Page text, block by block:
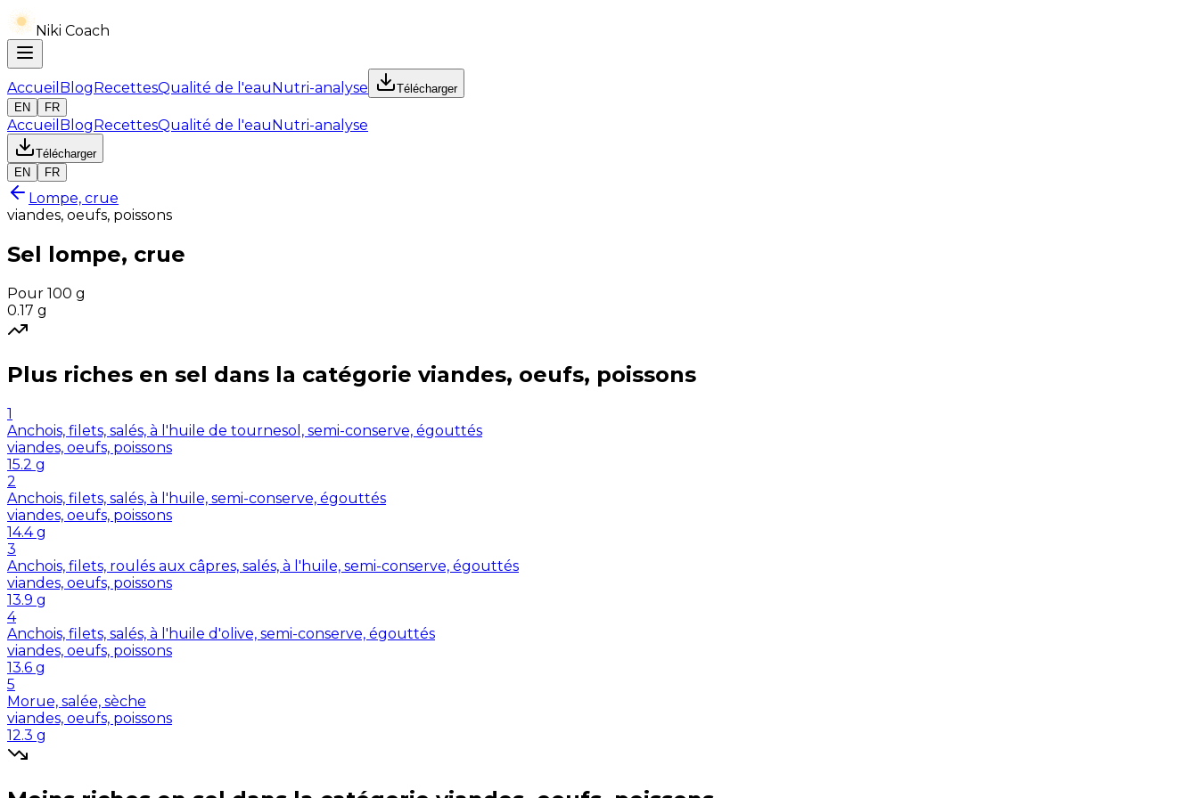
Niki Coach
Accueil BlogRecettesQualité de l'eauNutri-analyse
Télécharger
EN
FR
Accueil BlogRecettesQualité de l'eauNutri-analyse
Télécharger
EN
FR
Lompe, crue
viandes, oeufs, poissons
Sel lompe, crue
Pour 100 g
0.17 g
Plus riches en sel dans la catégorie viandes, oeufs, poissons
1
Anchois, filets, salés, à l'huile de tournesol, semi-conserve, égouttés
viandes, oeufs, poissons
15.2 g
2
Anchois, filets, salés, à l'huile, semi-conserve, égouttés
viandes, oeufs, poissons
14.4 g
3
Anchois, filets, roulés aux câpres, salés, à l'huile, semi-conserve, égouttés
viandes, oeufs, poissons
13.9 g
4
Anchois, filets, salés, à l'huile d'olive, semi-conserve, égouttés
viandes, oeufs, poissons
13.6 g
5
Morue, salée, sèche
viandes, oeufs, poissons
12.3 g